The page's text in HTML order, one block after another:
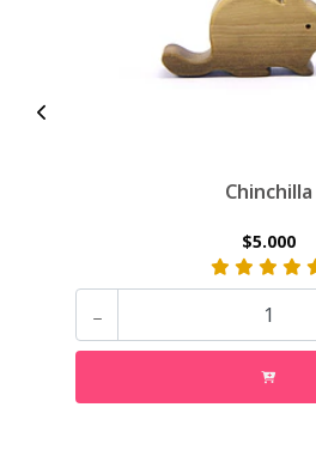
Chinchilla
$5.000
-